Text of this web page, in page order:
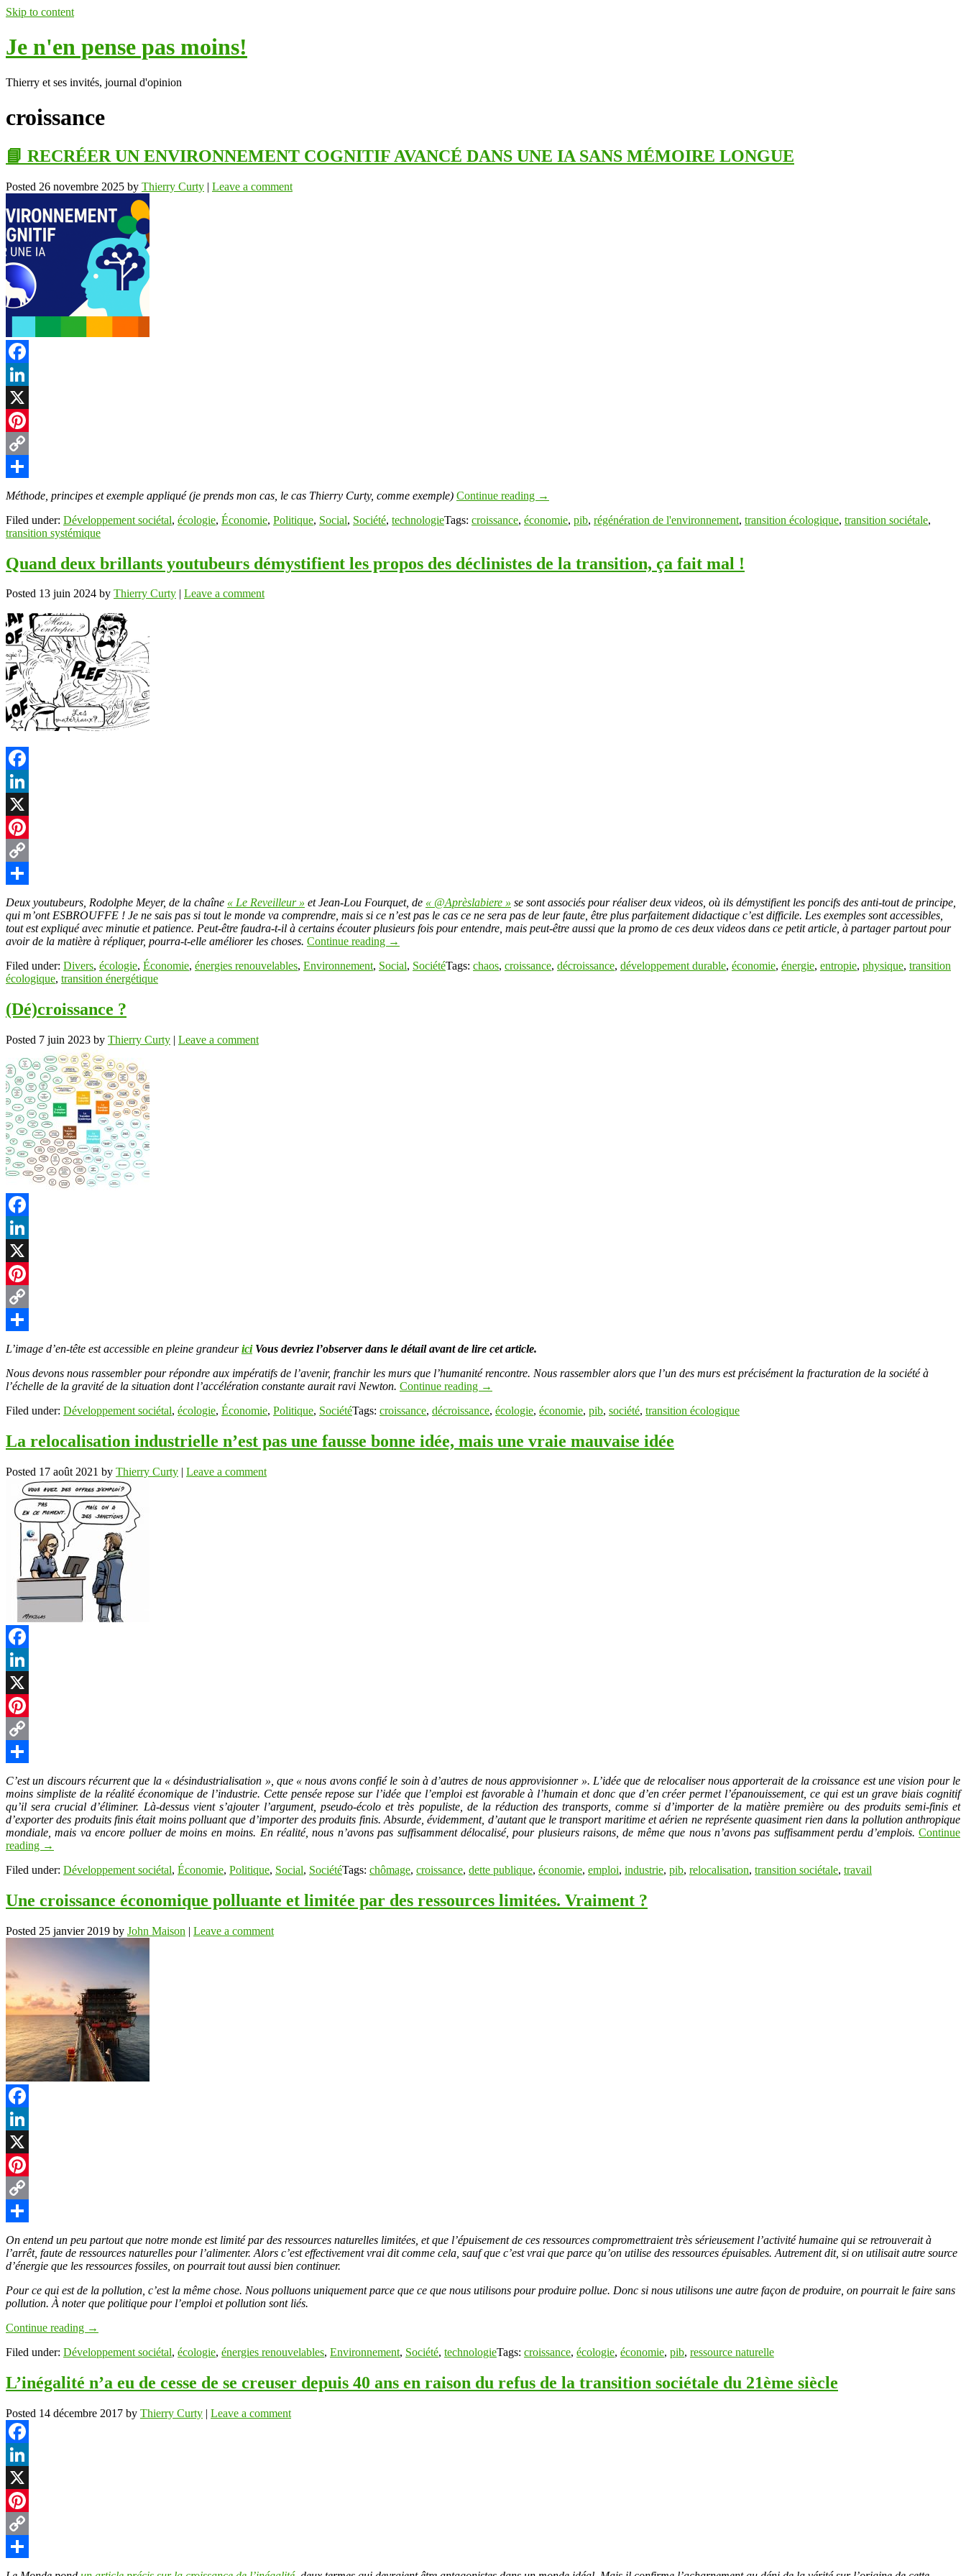
Skip to content
Je n'en pense pas moins!
Thierry et ses invités, journal d'opinion
croissance
📘 RECRÉER UN ENVIRONNEMENT COGNITIF AVANCÉ DANS UNE IA SANS MÉMOIRE LONGUE
Posted 26 novembre 2025 by Thierry Curty | Leave a comment
Facebook
LinkedIn
X
Pinterest
Copy
Link
Partager
Méthode, principes et exemple appliqué (je prends mon cas, le cas Thierry Curty, comme exemple) Continue reading →
Filed under: Développement sociétal, écologie, Économie, Politique, Social, Société, technologieTags: croissance, économie, pib, régénération de l'environnement, transition écologique, transition sociétale,
transition systémique
Quand deux brillants youtubeurs démystifient les propos des déclinistes de la transition, ça fait mal !
Posted 13 juin 2024 by Thierry Curty Leave a comment
Facebook
LinkedIn
X
Pinterest
Copy
Link
Partager
Deux youtubeurs, Rodolphe Meyer, de la chaîne « Le Reveilleur » et Jean-Lou Fourquet, de « @Aprèslabiere » se sont associés pour réaliser deux videos, où ils démystifient les poncifs des anti-tout de principe,
qui m’ont ESBROUFFE ! Je ne sais pas si tout le monde va comprendre, mais si ce n’est pas le cas ce ne sera pas de leur faute, être plus parfaitement didactique c’est difficile. Les exemples sont accessibles,
tout est expliqué avec minutie et patience. Peut-être faudra-t-il à certains écouter plusieurs fois pour entendre, mais peut-être aussi que la promo de ces deux videos dans ce petit article, à partager partout pour
avoir de la matière à répliquer, pourra-t-elle améliorer les choses. Continue reading →
Filed under: Divers, écologie, Économie, énergies renouvelables, Environnement, Social, SociétéTags: chaos, croissance, décroissance, développement durable, économie, énergie, entropie, physique, transition
écologique, transition énergétique
(Dé)croissance ?
Posted 7 juin 2023 by Thierry Curty | Leave a comment
Facebook
LinkedIn
X
Pinterest
Copy
Link
Partager
L’image d’en-tête est accessible en pleine grandeuriciVous devriez l’observer dans le détail avant de lire cet article.
Nous devons nous rassembler pour répondre aux impératifs de l’avenir, franchir les murs que l’humanité rencontre. Nous rassembler alors que l’un des murs est précisément la fracturation de la société à
l’échelle de la gravité de la situation dont l’accélération constante aurait ravi Newton. Continue reading →
Filed under: Développement sociétal, écologie, Économie, Politique, SociétéTags: croissance, décroissance, écologie, économie, pib, société, transition écologique
La relocalisation industrielle n’est pas une fausse bonne idée, mais une vraie mauvaise idée
Posted 17 août 2021 by Thierry Curty | Leave a comment
Facebook
LinkedIn
X
Pinterest
Copy
Link
Partager
C’est un discours récurrent que la « désindustrialisation », que « nous avons confié le soin à d’autres de nous approvisionner ». L’idée que de relocaliser nous apporterait de la croissance est une vision pour le
moins simpliste de la réalité économique de l’industrie. Cette pensée repose sur l’idée que l’emploi est favorable à l’humain et donc que d’en créer permet l’épanouissement, ce qui est un grave biais cognitif
qu’il sera crucial d’éliminer. Là-dessus vient s’ajouter l’argument, pseudo-écolo et très populiste, de la réduction des transports, comme si d’importer de la matière première ou des produits semi-finis et
d’exporter des produits finis était moins polluant que d’importer des produits finis. Absurde, évidemment, d’autant que le transport maritime et aérien ne représente quasiment rien dans la pollution anthropique
mondiale, mais va encore polluer de moins en moins. En réalité, nous n’avons pas suffisamment délocalisé, pour plusieurs raisons, de même que nous n’avons pas suffisamment perdu d’emplois. Continue
reading →
Filed under: Développement sociétal, Économie, Politique, Social, SociétéTags: chômage, croissance, dette publique, économie, emploi, industrie, pib, relocalisation, transition sociétale, travail
Une croissance économique polluante et limitée par des ressources limitées. Vraiment ?
Posted 25 janvier 2019 by John Maison | Leave a comment
Facebook
LinkedIn
X
Pinterest
Copy
Link
Partager
On entend un peu partout que notre monde est limité par des ressources naturelles limitées, et que l’épuisement de ces ressources compromettraient très sérieusement l’activité humaine qui se retrouverait à
l’arrêt, faute de ressources naturelles pour l’alimenter. Alors c’est effectivement vrai dit comme cela, sauf que c’est vrai que parce qu’on utilise des ressources épuisables. Autrement dit, si on utilisait autre source
d’énergie que les ressources fossiles, on pourrait tout aussi bien continuer.
Pour ce qui est de la pollution, c’est la même chose. Nous polluons uniquement parce que ce que nous utilisons pour produire pollue. Donc si nous utilisons une autre façon de produire, on pourrait le faire sans
pollution. À noter que politique pour l’emploi et pollution sont liés.
Continue reading →
Filed under: Développement sociétal, écologie, énergies renouvelables, Environnement, Société, technologieTags: croissance, écologie, économie, pib, ressource naturelle
L’inégalité n’a eu de cesse de se creuser depuis 40 ans en raison du refus de la transition sociétale du 21ème siècle
Posted 14 décembre 2017 by Thierry Curty | Leave a comment
Facebook
LinkedIn
X
Pinterest
Copy
Link
Partager